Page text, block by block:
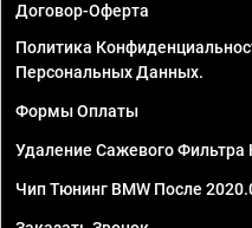
Договор-Оферта
Политика
Персональных Данных.
Формы Оплаты
Удаление Сажевого Фильтра
Чип Тюнинг BMW После